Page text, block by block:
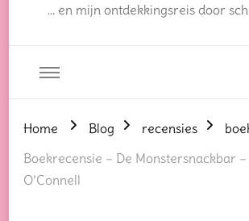
… en mijn ontdekkingsreis door
Home Blog recensies
Boekrecensie – De Monstersnackbar –
O’Connell